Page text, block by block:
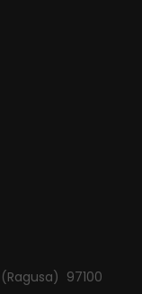
97100